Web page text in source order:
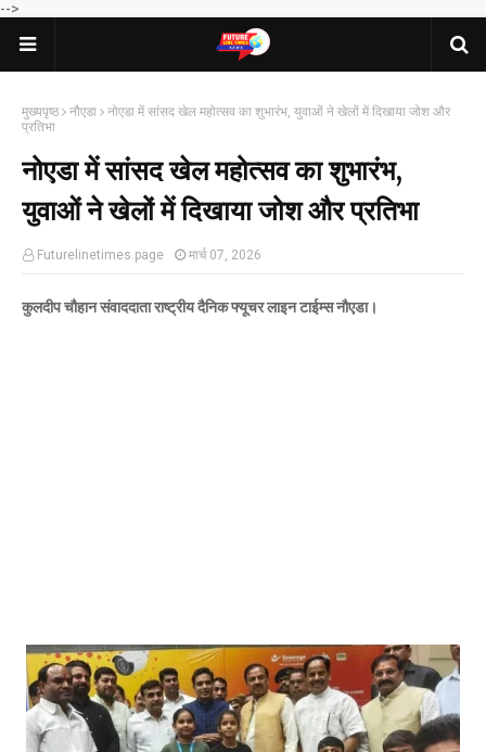
-->
मुख्यपृष्ठ नौएडा
नोएडा में सांसद खेल महोत्सव का शुभारंभ, युवाओं ने खेलों में दिखाया जोश और
प्रतिभा
नोएडा में सांसद खेल महोत्सव का शुभारंभ,
युवाओं ने खेलों में दिखाया जोश और प्रतिभा
Futurelinetimes.page मार्च 07, 2026
कुलदीप चौहान संवाददाता राष्ट्रीय दैनिक फ्यूचर लाइन टाईम्स नौएडा।